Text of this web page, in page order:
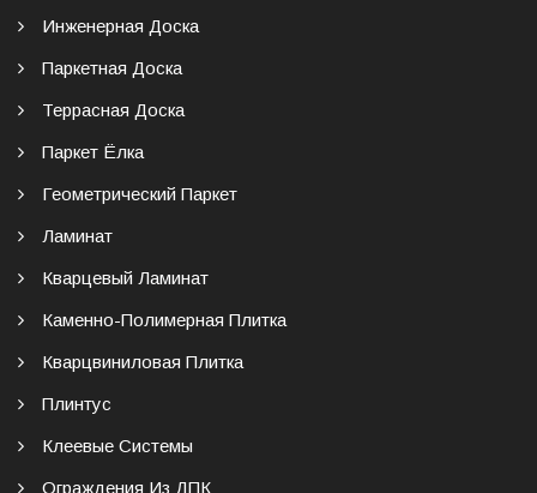
Инженерная Доска
Паркетная Доска
Террасная Доска
Паркет Ёлка
Геометрический Паркет
Ламинат
Кварцевый Ламинат
Каменно-Полимерная Плитка
Кварцвиниловая Плитка
Плинтус
Клеевые Системы
Ограждения Из ДПК